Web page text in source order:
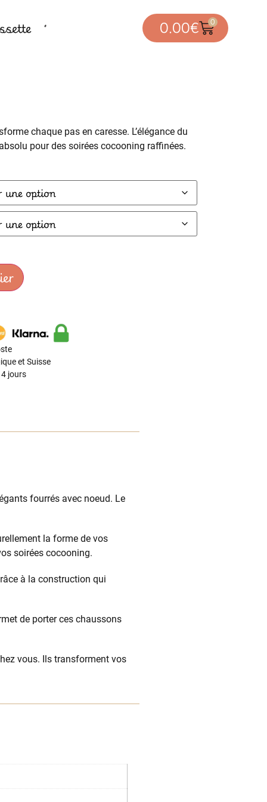
0.00€ 0
chaque pas en caresse. L’élégance du
pour des soirées cocooning raffinées.
et Suisse
jours
fourrés avec noeud. Le
la forme de vos
soirées cocooning.
à la construction qui
de porter ces chaussons
vous. Ils transforment vos